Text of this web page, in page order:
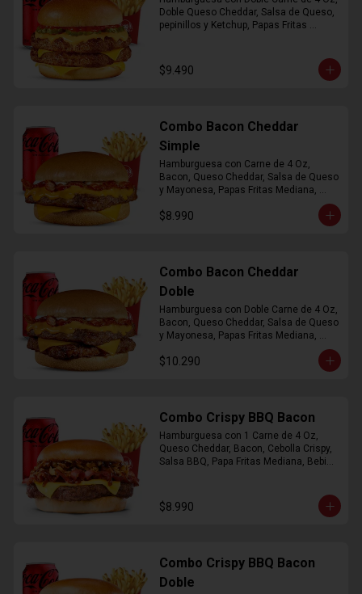
Doble Queso Cheddar, Salsa de Queso,
pepinillos y Ketchup, Papas Fritas
$9.490
Combo Bacon Cheddar
Simple
Hamburguesa con Carne de 4 Oz,
Bacon, Queso Cheddar, Salsa de Queso
y Mayonesa, Papas Fritas Mediana,
$8.990
Combo Bacon Cheddar
Doble
Hamburguesa con Doble Carne de 4 Oz,
Bacon, Queso Cheddar, Salsa de Queso
y Mayonesa, Papas Fritas Mediana,
$10.290
Combo Crispy BBQ Bacon
Hamburguesa con 1 Carne de 4 Oz,
Queso Cheddar, Bacon, Cebolla Crispy,
Salsa BBQ, Papa Fritas Mediana, Bebida
$8.990
Combo Crispy BBQ Bacon
Doble